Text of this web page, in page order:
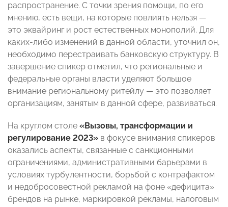
распространение. С точки зрения помощи, по его
мнению, есть вещи, на которые повлиять нельзя —
это эквайринг и рост естественных монополий. Для
каких-либо изменений в данной области, уточнил он,
необходимо перестраивать банковскую структуру. В
завершение спикер отметил, что региональные и
федеральные органы власти уделяют большое
внимание региональному ритейлу — это позволяет
организациям, занятым в данной сфере, развиваться.
На круглом столе «Вызовы, трансформации и
регулирование 2023» в фокусе внимания спикеров
оказались аспекты, связанные с санкционными
ограничениями, административными барьерами в
условиях турбулентности, борьбой с контрафактом
и недобросовестной рекламой на фоне «дефицита»
брендов на рынке, маркировкой рекламы, налоговым